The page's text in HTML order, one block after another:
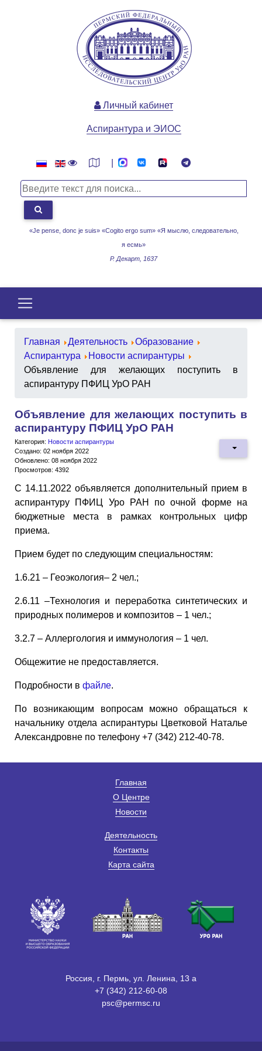
«Je pense, donc je suis» «Cogito ergo sum» «Я мыслю, следовательно,
я есмь»
Р. Декарт, 1637
Личный кабинет
Аспирантура и ЭИОС
Главная Деятельность
Образование
Аспирантура
Новости аспирантуры
Объявление для желающих поступить в
аспирантуру ПФИЦ УрО РАН
Объявление для желающих поступить в
аспирантуру ПФИЦ УрО РАН
Категория: Новости аспирантуры
Создано: 02 ноября 2022
Обновлено: 08 ноября 2022
Просмотров: 4392
С 14.11.2022 объявляется дополнительный прием в
аспирантуру ПФИЦ Уро РАН по очной форме на
бюджетные места в рамках контрольных цифр
приема.
Прием будет по следующим специальностям:
1.6.21 – Геоэкология– 2 чел.;
2.6.11 –Технология и переработка синтетических и
природных полимеров и композитов – 1 чел.;
3.2.7 – Аллергология и иммунология – 1 чел.
Общежитие не предоставляется.
Подробности в файле.
По возникающим вопросам можно обращаться к
начальнику отдела аспирантуры Цветковой Наталье
Александровне по телефону +7 (342) 212-40-78.
Главная
О Центре
Новости
Деятельность
Контакты
Карта сайта
Россия, г. Пермь, ул. Ленина, 13 а
+7 (342) 212-60-08
psc@permsc.ru